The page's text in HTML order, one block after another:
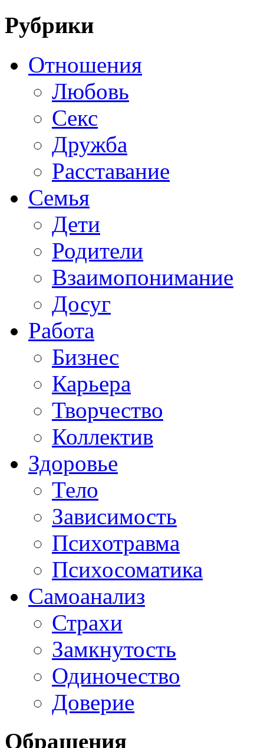
Рубрики
Отношения
Любовь
Секс
Дружба
Расставание
Семья
Дети
Родители
Взаимопонимание
Досуг
Работа
Бизнес
Карьера
Творчество
Коллектив
Здоровье
Тело
Зависимость
Психотравма
Психосоматика
Самоанализ
Страхи
Замкнутость
Одиночество
Доверие
Обращения